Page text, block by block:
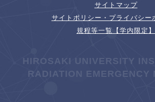
サイトマップ
サイトポリシー・プライバシー
規程等一覧【学内限定】
HIROSAKI UNIVERSITY
RADIATION EMERGENCY